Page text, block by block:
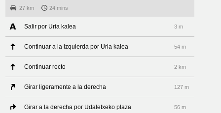
27 km 24 mins
Salir por Uria kalea 3 m
Continuar a la izquierda por Uria kalea 54 m
Continuar recto 2 km
Girar ligeramente a la derecha 127 m
Girar a la derecha por Udaletxeko plaza 56 m